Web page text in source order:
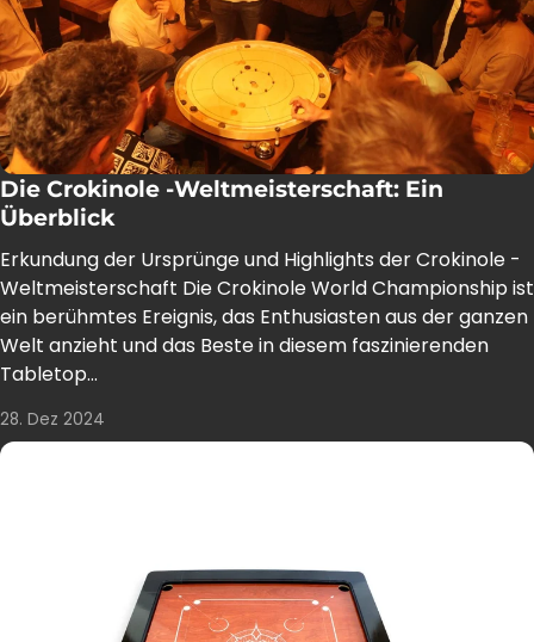
Die Crokinole -Weltmeisterschaft: Ein
Überblick
Erkundung der Ursprünge und Highlights der Crokinole -
Weltmeisterschaft Die Crokinole World Championship ist
ein berühmtes Ereignis, das Enthusiasten aus der ganzen
Welt anzieht und das Beste in diesem faszinierenden
Tabletop...
28. Dez 2024